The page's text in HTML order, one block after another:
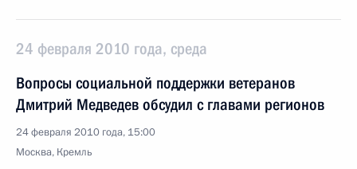
24 февраля 2010 года, среда
Вопросы социальной поддержки ветеранов
Дмитрий Медведев обсудил с главами регионов
24 февраля 2010 года, 15:00
Москва, Кремль